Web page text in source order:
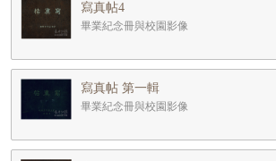
寫真帖4
畢業紀念冊與校園影像
寫真帖 第一輯
畢業紀念冊與校園影像